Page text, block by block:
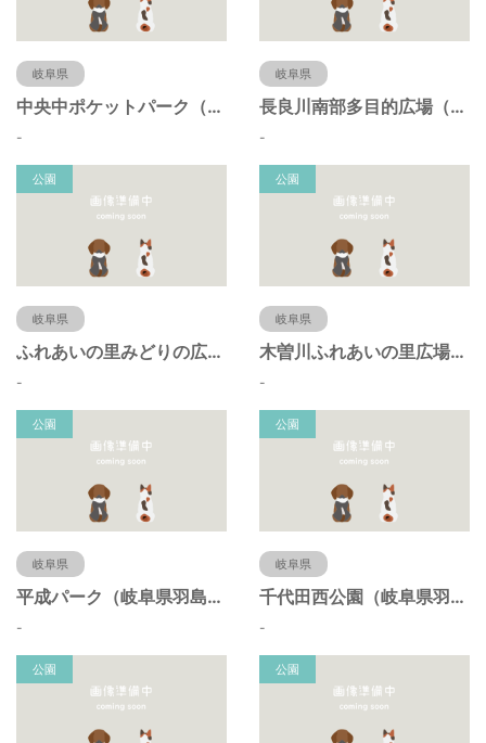
岐阜県
中央中ポケットパーク（岐阜県羽島市）
-
岐阜県
長良川南部多目的広場（岐阜県羽島市）
-
公園
岐阜県
ふれあいの里みどりの広場（岐阜県羽島市）
-
公園
岐阜県
木曽川ふれあいの里広場（岐阜県羽島市）
-
公園
岐阜県
平成パーク（岐阜県羽島市）
-
公園
岐阜県
千代田西公園（岐阜県羽島市）
-
公園 公園